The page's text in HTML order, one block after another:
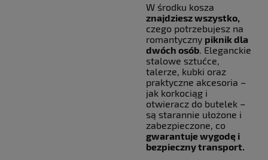
W środku kosza
znajdziesz wszystko,
czego potrzebujesz na
romantyczny piknik dla
dwóch osób. Eleganckie
stalowe sztućce,
talerze, kubki oraz
praktyczne akcesoria –
jak korkociąg i
otwieracz do butelek –
są starannie ułożone i
zabezpieczone, co
gwarantuje wygodę i
bezpieczny transport.